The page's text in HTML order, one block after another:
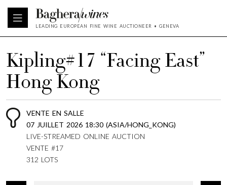
LEADING EUROPEAN FINE WINE AUCTIONEER • GENEVA
Kipling#17 “Facing East”
Hong Kong
VENTE EN SALLE
07 JUILLET 2026 18:30 (ASIA/HONG_KONG)
LIVE-STREAMED ONLINE AUCTION
VENTE #17
312 LOTS